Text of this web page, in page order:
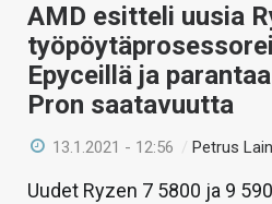
AMD esitteli uusia
Epyceillä ja
Pron saatavuutta
13.1.2021 - 12:56 / Petrus
Uudet Ryzen 7 5800 ja 9